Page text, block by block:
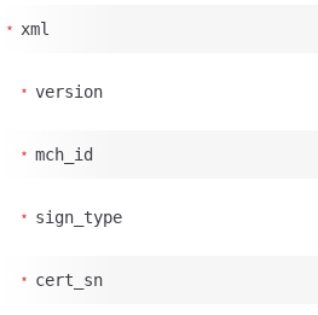
xml
version
mch_id
sign_type
cert_sn